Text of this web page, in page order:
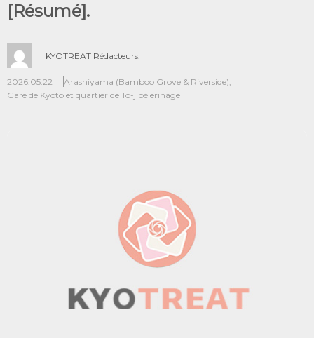
[Résumé].
KYOTREAT Rédacteurs.
2026.05.22 Arashiyama (Bamboo Grove & Riverside),
Gare de Kyoto et quartier de To-jipèlerinage